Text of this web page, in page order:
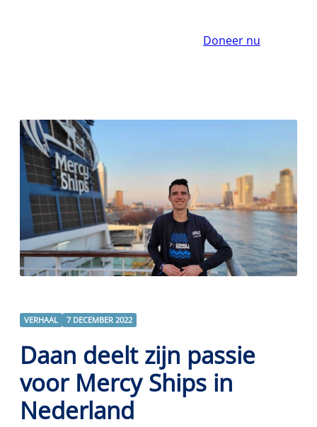
Doneer nu
VERHAAL 7 DECEMBER 2022
Daan deelt zijn passie
voor Mercy Ships in
Nederland